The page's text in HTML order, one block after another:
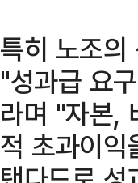
특히 노조
"성과급 요
라며 "자본,
적 초과이